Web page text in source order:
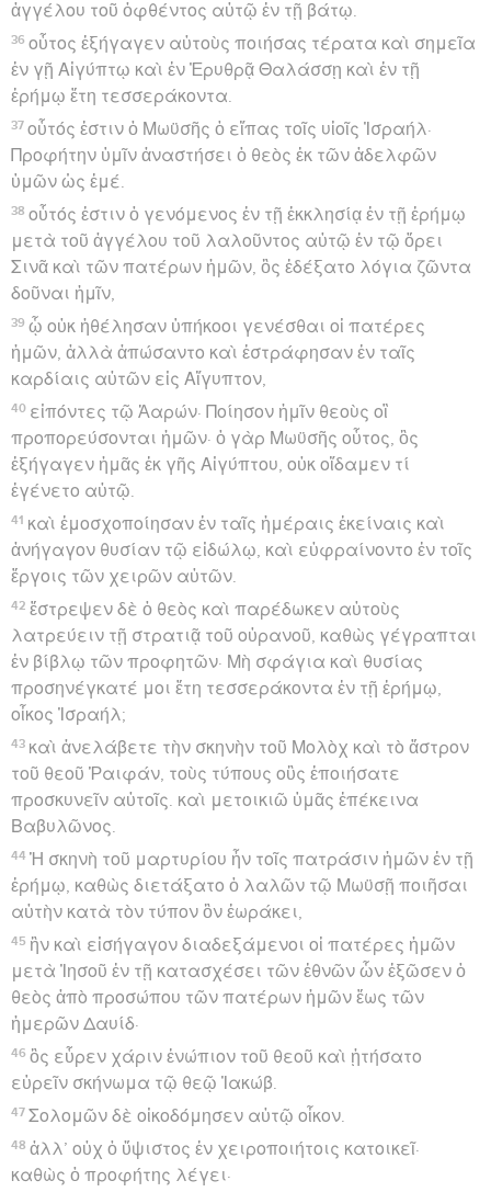
ἀγγέλου τοῦ ὀφθέντος αὐτῷ ἐν τῇ βάτῳ.
36 οὗτος ἐξήγαγεν αὐτοὺς ποιήσας τέρατα καὶ σημεῖα
ἐν γῇ Αἰγύπτῳ καὶ ἐν Ἐρυθρᾷ Θαλάσσῃ καὶ ἐν τῇ
ἐρήμῳ ἔτη τεσσεράκοντα.
37 οὗτός ἐστιν ὁ Μωϋσῆς ὁ εἴπας τοῖς υἱοῖς Ἰσραήλ·
Προφήτην ὑμῖν ἀναστήσει ὁ θεὸς ἐκ τῶν ἀδελφῶν
ὑμῶν ὡς ἐμέ.
38 οὗτός ἐστιν ὁ γενόμενος ἐν τῇ ἐκκλησίᾳ ἐν τῇ ἐρήμῳ
μετὰ τοῦ ἀγγέλου τοῦ λαλοῦντος αὐτῷ ἐν τῷ ὄρει
Σινᾶ καὶ τῶν πατέρων ἡμῶν, ὃς ἐδέξατο λόγια ζῶντα
δοῦναι ἡμῖν,
39 ᾧ οὐκ ἠθέλησαν ὑπήκοοι γενέσθαι οἱ πατέρες
ἡμῶν, ἀλλὰ ἀπώσαντο καὶ ἐστράφησαν ἐν ταῖς
καρδίαις αὐτῶν εἰς Αἴγυπτον,
40 εἰπόντες τῷ Ἀαρών· Ποίησον ἡμῖν θεοὺς οἳ
προπορεύσονται ἡμῶν· ὁ γὰρ Μωϋσῆς οὗτος, ὃς
ἐξήγαγεν ἡμᾶς ἐκ γῆς Αἰγύπτου, οὐκ οἴδαμεν τί
ἐγένετο αὐτῷ.
41 καὶ ἐμοσχοποίησαν ἐν ταῖς ἡμέραις ἐκείναις καὶ
ἀνήγαγον θυσίαν τῷ εἰδώλῳ, καὶ εὐφραίνοντο ἐν τοῖς
ἔργοις τῶν χειρῶν αὐτῶν.
42 ἔστρεψεν δὲ ὁ θεὸς καὶ παρέδωκεν αὐτοὺς
λατρεύειν τῇ στρατιᾷ τοῦ οὐρανοῦ, καθὼς γέγραπται
ἐν βίβλῳ τῶν προφητῶν· Μὴ σφάγια καὶ θυσίας
προσηνέγκατέ μοι ἔτη τεσσεράκοντα ἐν τῇ ἐρήμῳ,
οἶκος Ἰσραήλ;
43 καὶ ἀνελάβετε τὴν σκηνὴν τοῦ Μολὸχ καὶ τὸ ἄστρον
τοῦ θεοῦ Ῥαιφάν, τοὺς τύπους οὓς ἐποιήσατε
προσκυνεῖν αὐτοῖς. καὶ μετοικιῶ ὑμᾶς ἐπέκεινα
Βαβυλῶνος.
44 Ἡ σκηνὴ τοῦ μαρτυρίου ἦν τοῖς πατράσιν ἡμῶν ἐν τῇ
ἐρήμῳ, καθὼς διετάξατο ὁ λαλῶν τῷ Μωϋσῇ ποιῆσαι
αὐτὴν κατὰ τὸν τύπον ὃν ἑωράκει,
45 ἣν καὶ εἰσήγαγον διαδεξάμενοι οἱ πατέρες ἡμῶν
μετὰ Ἰησοῦ ἐν τῇ κατασχέσει τῶν ἐθνῶν ὧν ἐξῶσεν ὁ
θεὸς ἀπὸ προσώπου τῶν πατέρων ἡμῶν ἕως τῶν
ἡμερῶν Δαυίδ·
46 ὃς εὗρεν χάριν ἐνώπιον τοῦ θεοῦ καὶ ᾐτήσατο
εὑρεῖν σκήνωμα τῷ θεῷ Ἰακώβ.
47 Σολομῶν δὲ οἰκοδόμησεν αὐτῷ οἶκον.
48 ἀλλ’ οὐχ ὁ ὕψιστος ἐν χειροποιήτοις κατοικεῖ·
καθὼς ὁ προφήτης λέγει·